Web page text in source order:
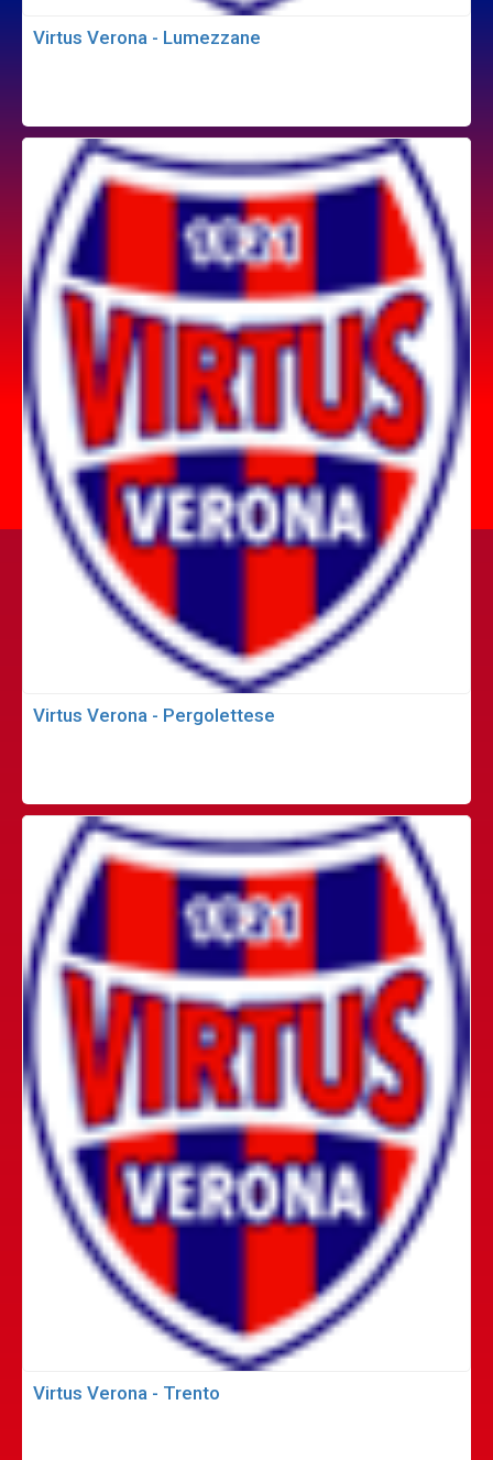
Virtus Verona - Lumezzane
Virtus Verona - Pergolettese
Virtus Verona - Trento